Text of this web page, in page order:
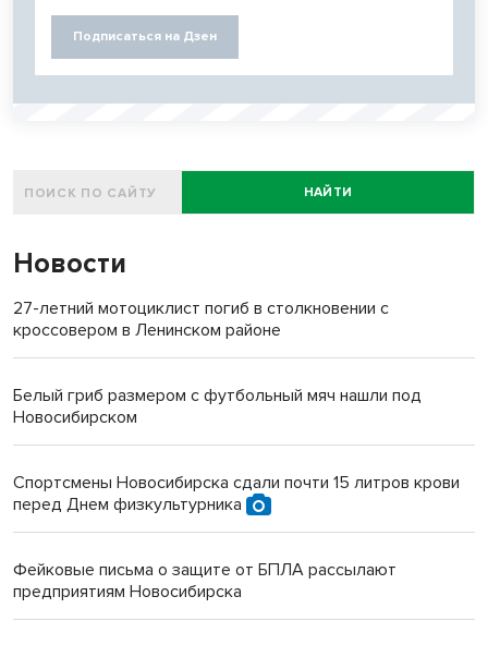
Подписаться на Дзен
НАЙТИ
Новости
27-летний мотоциклист погиб в столкновении с
кроссовером в Ленинском районе
Белый гриб размером с футбольный мяч нашли под
Новосибирском
Спортсмены Новосибирска сдали почти 15 литров крови
перед Днем физкультурника
Фейковые письма о защите от БПЛА рассылают
предприятиям Новосибирска